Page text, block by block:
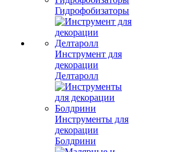
Гидрофобизаторы
Инструмент для
декорации
Делтаролл
Инструменты для
декорации
Болдрини